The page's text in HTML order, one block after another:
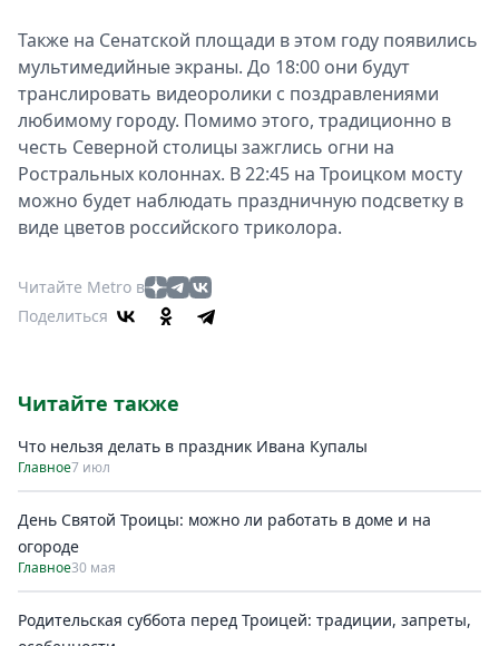
Также на Сенатской площади в этом году появились
мультимедийные экраны. До 18:00 они будут
транслировать видеоролики с поздравлениями
любимому городу. Помимо этого, традиционно в
честь Северной столицы зажглись огни на
Ростральных колоннах. В 22:45 на Троицком мосту
можно будет наблюдать праздничную подсветку в
виде цветов российского триколора.
Читайте Metro в
Поделиться
Читайте также
Что нельзя делать в праздник Ивана Купалы
Главное7 июл
День Святой Троицы: можно ли работать в доме и на
огороде
Главное30 мая
Родительская суббота перед Троицей: традиции, запреты,